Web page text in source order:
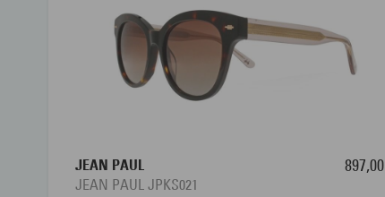
JEAN PAUL
JEAN PAUL JPKS021
897,00